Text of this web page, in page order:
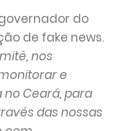
do
de fake news.
nos
e
Ceará, para
das nossas